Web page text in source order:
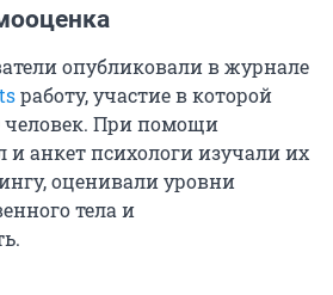
опубликовали в журнале
работу, участие в которой
человек. При помощи
анкет психологи изучали их
оценивали уровни
тела и